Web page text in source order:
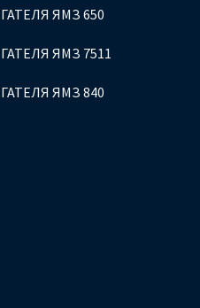
ЯМЗ 650
ЯМЗ 7511
ЯМЗ 840